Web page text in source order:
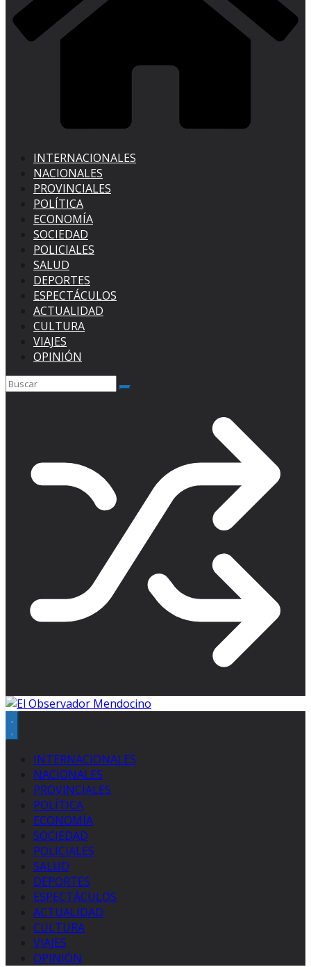
INTERNACIONALES
NACIONALES
PROVINCIALES
POLÍTICA
ECONOMÍA
SOCIEDAD
POLICIALES
SALUD
DEPORTES
ESPECTÁCULOS
ACTUALIDAD
CULTURA
VIAJES
OPINIÓN
INTERNACIONALES
NACIONALES
PROVINCIALES
POLÍTICA
ECONOMÍA
SOCIEDAD
POLICIALES
SALUD
DEPORTES
ESPECTÁCULOS
ACTUALIDAD
CULTURA
VIAJES
OPINIÓN